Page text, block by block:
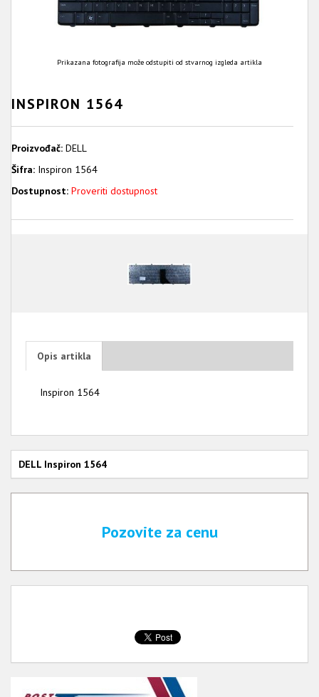
Prikazana fotografija može odstupiti od stvarnog izgleda artikla
INSPIRON 1564
Proizvođač: DELL
Šifra: Inspiron 1564
Dostupnost: Proveriti dostupnost
Opis artikla
Inspiron 1564
DELL Inspiron 1564
Pozovite za cenu